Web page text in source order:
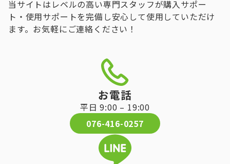
当サイトはレベルの高い専門スタッフが購入サポー
ト・使用サポートを完備し安心して使用していただけ
ます。お気軽にご連絡ください！
お電話
平日 9:00 – 19:00
076-416-0257